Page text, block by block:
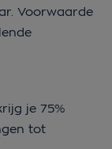
Voorwaarde
je 75%
tot